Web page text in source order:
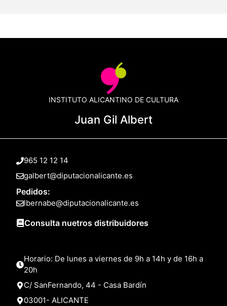
INSTITUTO ALICANTINO DE CULTURA
Juan Gil Albert
965 12 12 14
galbert@diputacionalicante.es
Pedidos:
lbernabe@diputacionalicante.es
Consulta nuetros distribuidores
Horario: De lunes a viernes de 9h a 14h y de 16h a
20h
C/ SanFernando, 44 - Casa Bardín
03001- ALICANTE